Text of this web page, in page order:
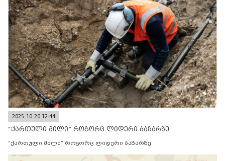
2025-10-20 12:44
“ქართული მილი” როგორც ლიდერი ბაზარზე
“ქართული მილი” როგორც ლიდერი ბაზარზე